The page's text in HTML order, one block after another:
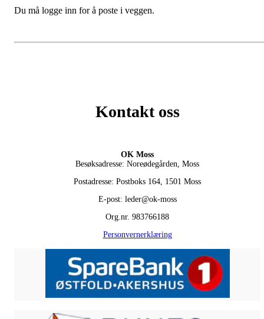
Du må logge inn for å poste i veggen.
Kontakt oss
OK Moss
Besøksadresse: Noreødegården, Moss
Postadresse: Postboks 164, 1501 Moss
E-post: leder@ok-moss
Org.nr. 983766188
Personvernerklæring